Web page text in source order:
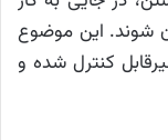
شوند. این موضوع
کنترل شده و